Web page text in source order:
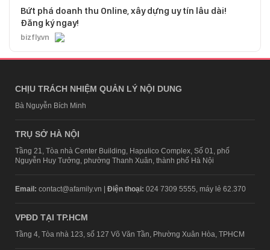
Bứt phá doanh thu Online, xây dựng uy tín lâu dài!
Đăng ký ngay!
bizfly.vn
CHỊU TRÁCH NHIỆM QUẢN LÝ NỘI DUNG
Bà Nguyễn Bích Minh
TRỤ SỞ HÀ NỘI
Tầng 21, Tòa nhà Center Building, Hapulico Complex, Số 01, phố
Nguyễn Huy Tưởng, phường Thanh Xuân, thành phố Hà Nội
Email: contact@afamily.vn | Điện thoại: 024 7309 5555, máy lẻ 62.370
VPĐD TẠI TP.HCM
Tầng 4, Tòa nhà 123, số 127 Võ Văn Tần, Phường Xuân Hòa, TPHCM